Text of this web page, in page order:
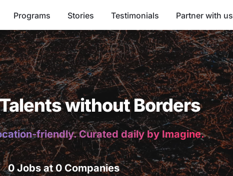
Programs Stories Testimonials Partner with us
without Borders
friendly. Curated daily by Imagine.
0 Jobs at 0 Companies